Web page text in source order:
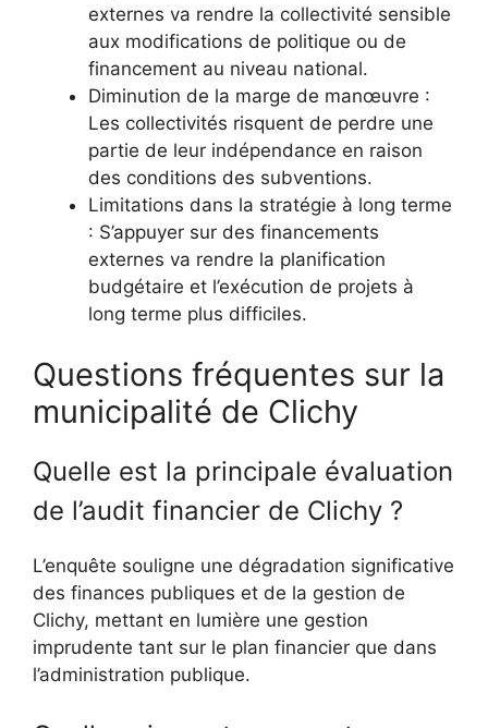
externes va rendre la collectivité sensible
aux modifications de politique ou de
financement au niveau national.
Diminution de la marge de manœuvre :
Les collectivités risquent de perdre une
partie de leur indépendance en raison
des conditions des subventions.
Limitations dans la stratégie à long terme
: S’appuyer sur des financements
externes va rendre la planification
budgétaire et l’exécution de projets à
long terme plus difficiles.
Questions fréquentes sur la
municipalité de Clichy
Quelle est la principale évaluation
de l’audit financier de Clichy ?
L’enquête souligne une dégradation significative
des finances publiques et de la gestion de
Clichy, mettant en lumière une gestion
imprudente tant sur le plan financier que dans
l’administration publique.